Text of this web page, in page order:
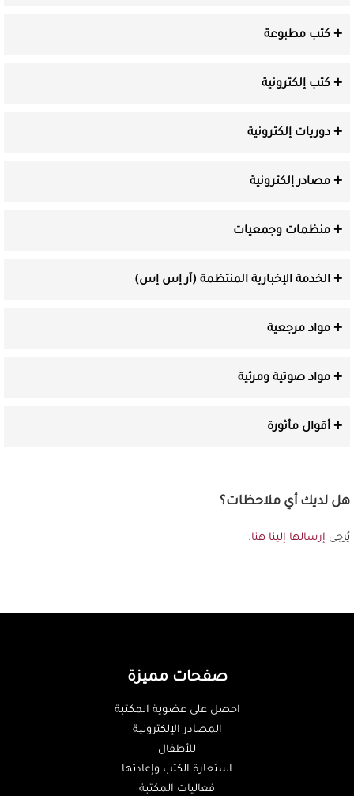
كتب مطبوعة
كتب إلكترونية
دوريات إلكترونية
مصادر إلكترونية
منظمات وجمعيات
الخدمة الإخبارية المنتظمة (آر إس إس)
مواد مرجعية
مواد صوتية ومرئية
أقوال مأثورة
هل لديك أي ملاحظات؟
يُرجى إرسالها إلينا هنا.
صفحات مميزة
احصل على عضوية المكتبة
المصادر الإلكترونية
للأطفال
استعارة الكتب وإعادتها
فعاليات المكتبة